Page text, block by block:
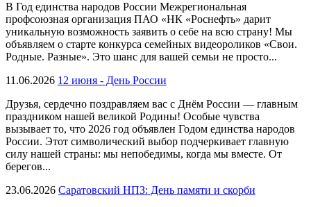
В Год единства народов России Межрегиональная
профсоюзная организация ПАО «НК «Роснефть» дарит
уникальную возможность заявить о себе на всю страну! Мы
объявляем о старте конкурса семейных видеороликов «Свои.
Родные. Разные». Это шанс для вашей семьи не просто...
11.06.2026 12 июня - День России
Друзья, сердечно поздравляем вас с Днём России — главным
праздником нашей великой Родины! Особые чувства
вызывает то, что 2026 год объявлен Годом единства народов
России. Этот символический выбор подчеркивает главную
силу нашей страны: мы непобедимы, когда мы вместе. От
берегов...
23.06.2026 Саратовский НПЗ: День памяти и скорби